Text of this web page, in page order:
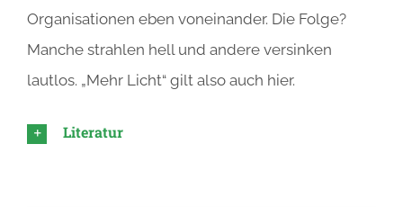
Organisationen eben voneinander. Die Folge?
Manche strahlen hell und andere versinken
lautlos. „Mehr Licht“ gilt also auch hier.
Literatur